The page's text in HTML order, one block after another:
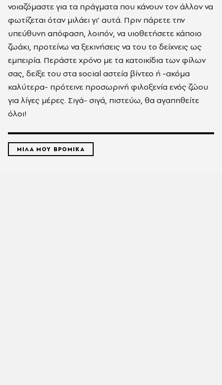
νοιαζόμαστε για τα πράγματα που κάνουν τον άλλον να
φωτίζεται όταν μιλάει γι’ αυτά. Πριν πάρετε την
υπεύθυνη απόφαση, λοιπόν, να υιοθετήσετε κάποιο
ζωάκι, προτείνω να ξεκινήσεις να του το δείχνεις ως
εμπειρία. Περάστε χρόνο με τα κατοικίδια των φίλων
σας, δείξε του στα social αστεία βίντεο ή -ακόμα
καλύτερα- πρότεινε προσωρινή φιλοξενία ενός ζώου
για λίγες μέρες. Σιγά- σιγά, πιστεύω, θα αγαπηθείτε
όλοι!
ΜΙΛΑ ΜΟΥ ΒΡΟΜΙΚΑ